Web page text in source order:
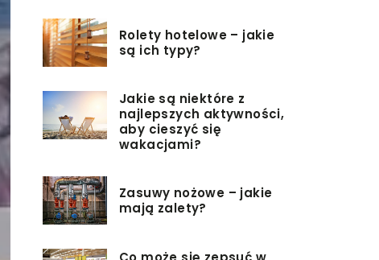
Rolety hotelowe – jakie
są ich typy?
Jakie są niektóre z
najlepszych aktywności,
aby cieszyć się
wakacjami?
Zasuwy nożowe – jakie
mają zalety?